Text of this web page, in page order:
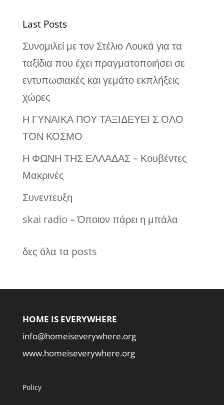
Last Posts
Συνομιλεί με τον Στέλιο Λουκά για τα
ταξίδια που έχει πραγματοποιήσει σε
εντυπωσιακές και γεμάτο εκπλήξεις
χώρες
Η ΓΥΝΑΙΚΑ ΠΟΥ ΤΑΞΙΔΕΥΕΙ Σ ΟΛΟ
ΤΟΝ ΚΟΣΜΟ
Η ΦΩΝΗ ΤΗΣ ΕΛΛΑΔΑΣ – Κουβέντες
Μακρινές
Συνεντευξη
skai radio – Όποιον πάρει η μπάλα
δες όλα τα posts
HOME IS EVERYWHERE
info@homeiseverywhere.org
www.homeiseverywhere.org
Policy